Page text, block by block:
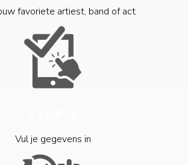
favoriete artiest, band of act
Vul je gegevens in